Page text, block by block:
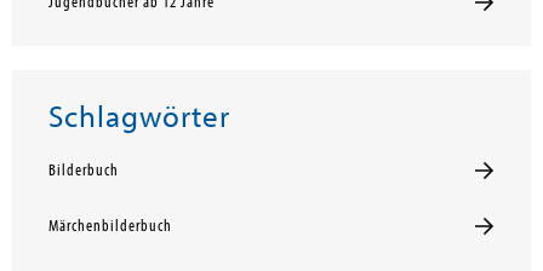
Schlagwörter
Bilderbuch
Märchenbilderbuch